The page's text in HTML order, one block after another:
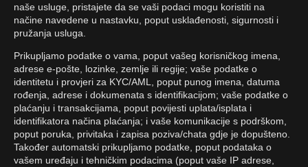
naše usluge, pristajete da se vaši podaci mogu koristiti na
načine navedene u nastavku, poput usklađenosti, sigurnosti i
pružanja usluga.
Prikupljamo podatke o vama, poput vašeg korisničkog imena,
adrese e-pošte, lozinke, zemlje ili regije; vaše podatke o
identitetu i provjeri za KYC/AML, poput punog imena, datuma
rođenja, adrese i dokumenata s identifikacijom; vaše podatke o
plaćanju i transakcijama, poput povijesti uplata/isplata i
identifikatora načina plaćanja; i vaše komunikacije s podrškom,
poput poruka, privitaka i zapisa poziva/chata gdje je dopušteno.
Također automatski prikupljamo podatke, poput podataka o
vašem uređaju i tehničkim podacima (poput vaše IP adrese,